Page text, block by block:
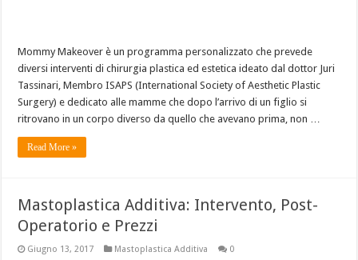
Mommy Makeover è un programma personalizzato che prevede
diversi interventi di chirurgia plastica ed estetica ideato dal dottor Juri
Tassinari, Membro ISAPS (International Society of Aesthetic Plastic
Surgery) e dedicato alle mamme che dopo l’arrivo di un figlio si
ritrovano in un corpo diverso da quello che avevano prima, non …
Read More »
Mastoplastica Additiva: Intervento, Post-
Operatorio e Prezzi
Giugno 13, 2017 Mastoplastica Additiva 0